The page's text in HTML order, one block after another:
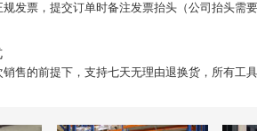
规发票，提交订单时备注发票抬头（公司抬头需
销售的前提下，支持七天无理由退换货，所有工